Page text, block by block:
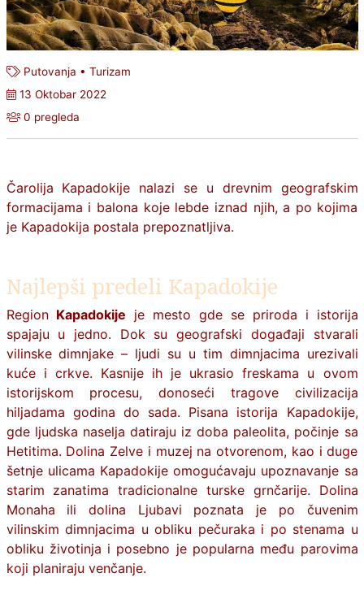
Putovanja • Turizam
13 Oktobar 2022
0 pregleda
Čarolija Kapadokije nalazi se u drevnim geografskim
formacijama i balona koje lebde iznad njih, a po kojima
je Kapadokija postala prepoznatljiva.
Najlepši predeli Kapadokije
Region Kapadokije je mesto gde se priroda i istorija
spajaju u jedno. Dok su geografski događaji stvarali
vilinske dimnjake – ljudi su u tim dimnjacima urezivali
kuće i crkve. Kasnije ih je ukrasio freskama u ovom
istorijskom procesu, donoseći tragove civilizacija
hiljadama godina do sada. Pisana istorija Kapadokije,
gde ljudska naselja datiraju iz doba paleolita, počinje sa
Hetitima. Dolina Zelve i muzej na otvorenom, kao i duge
šetnje ulicama Kapadokije omogućavaju upoznavanje sa
starim zanatima tradicionalne turske grnčarije. Dolina
Monaha ili dolina Ljubavi poznata je po čuvenim
vilinskim dimnjacima u obliku pečuraka i po stenama u
obliku životinja i posebno je popularna među parovima
koji planiraju venčanje.